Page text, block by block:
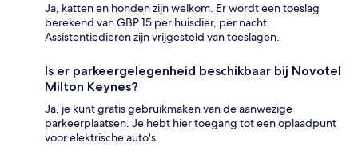
Ja, katten en honden zijn welkom. Er wordt een toeslag
berekend van GBP 15 per huisdier, per nacht.
Assistentiedieren zijn vrijgesteld van toeslagen.
Is er parkeergelegenheid beschikbaar bij Novotel
Milton Keynes?
Ja, je kunt gratis gebruikmaken van de aanwezige
parkeerplaatsen. Je hebt hier toegang tot een oplaadpunt
voor elektrische auto's.